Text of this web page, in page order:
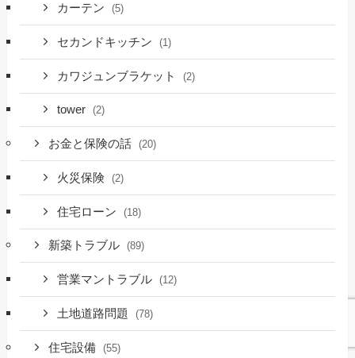
カーテン (5)
セカンドキッチン (1)
カワジュンブラケット (2)
tower (2)
お金と保険の話 (20)
火災保険 (2)
住宅ローン (18)
新築トラブル (89)
営業マントラブル (12)
土地道路問題 (78)
住宅設備 (55)